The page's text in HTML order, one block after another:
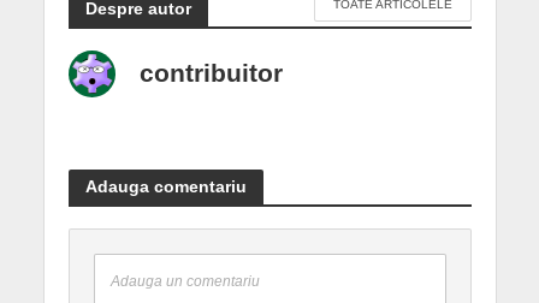
Despre autor TOATE ARTICOLELE
contribuitor
Adauga comentariu
Adauga un comentariu